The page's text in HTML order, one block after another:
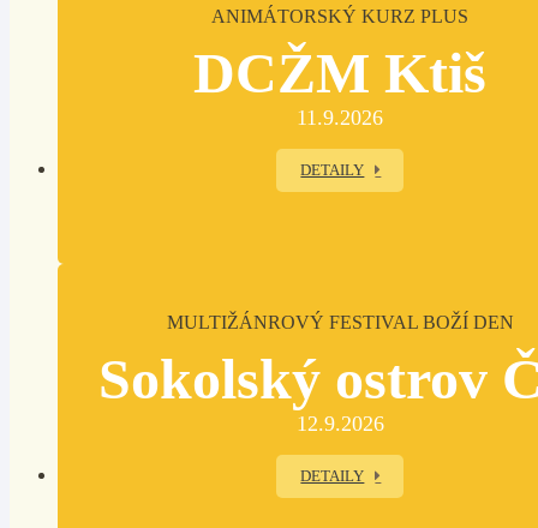
ANIMÁTORSKÝ KURZ PLUS
DCŽM Ktiš
11.9.2026
DETAILY
MULTIŽÁNROVÝ FESTIVAL BOŽÍ DEN
Sokolský ostrov
12.9.2026
DETAILY